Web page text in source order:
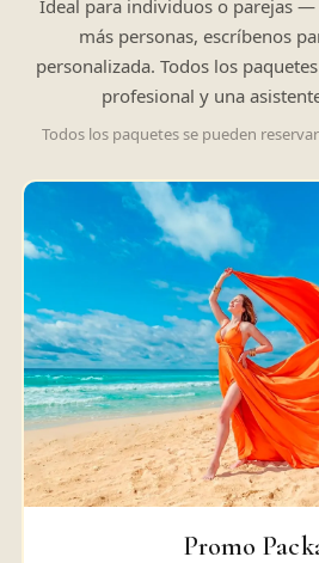
Ideal para individuos o parejas
más personas, escríbenos
personalizada. Todos los
profesional y una
Todos los paquetes se pueden
Promo